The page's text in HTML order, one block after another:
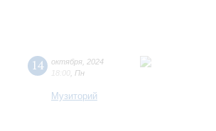
14 октября 2024
18:00 Пн
Музиторий